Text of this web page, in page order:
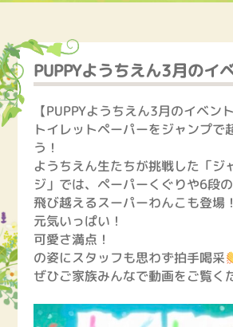
PUPPYようちえん3月のイ
【PUPPYようちえん3月のイベント
トイレットペーパーをジャンプで
う！
ようちえん生たちが挑戦した「ジ
ジ」では、ペーパーくぐりや6段
飛び越えるスーパーわんこも登場！
元気いっぱい！
可愛さ満点！
の姿にスタッフも思わず拍手喝采
ぜひご家族みんなで動画をご覧く